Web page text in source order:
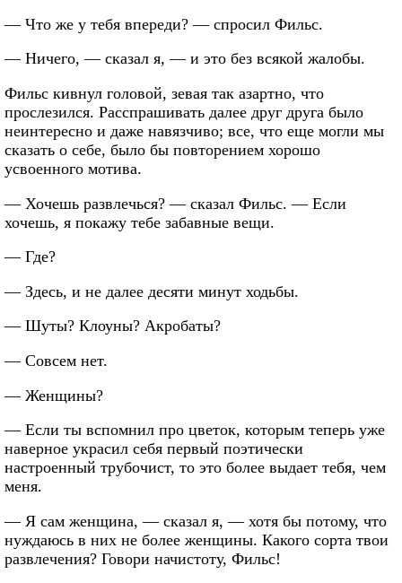
— Что же у тебя впереди? — спросил Фильс.
— Ничего, — сказал я, — и это без всякой жалобы.
Фильс кивнул головой, зевая так азартно, что
прослезился. Расспрашивать далее друг друга было
неинтересно и даже навязчиво; все, что еще могли мы
сказать о себе, было бы повторением хорошо
усвоенного мотива.
— Хочешь развлечься? — сказал Фильс. — Если
хочешь, я покажу тебе забавные вещи.
— Где?
— Здесь, и не далее десяти минут ходьбы.
— Шуты? Клоуны? Акробаты?
— Совсем нет.
— Женщины?
— Если ты вспомнил про цветок, которым теперь уже
наверное украсил себя первый поэтически
настроенный трубочист, то это более выдает тебя, чем
меня.
— Я сам женщина, — сказал я, — хотя бы потому, что
нуждаюсь в них не более женщины. Какого сорта твои
развлечения? Говори начистоту, Фильс!